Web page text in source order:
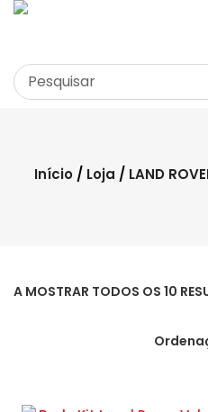
Loja Virtual 360º
Início/ Loja / LAND
A MOSTRAR TODOS OS 10